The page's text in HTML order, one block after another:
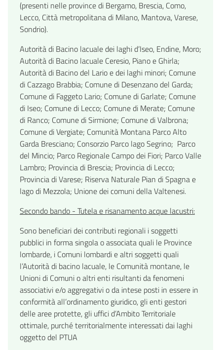
(presenti nelle province di Bergamo, Brescia, Como,
Lecco, Città metropolitana di Milano, Mantova, Varese,
Sondrio).
Autorità di Bacino lacuale dei laghi d’Iseo, Endine, Moro;
Autorità di Bacino lacuale Ceresio, Piano e Ghirla;
Autorità di Bacino del Lario e dei laghi minori; Comune
di Cazzago Brabbia; Comune di Desenzano del Garda;
Comune di Faggeto Lario; Comune di Garlate; Comune
di Iseo; Comune di Lecco; Comune di Merate; Comune
di Ranco; Comune di Sirmione; Comune di Valbrona;
Comune di Vergiate; Comunità Montana Parco Alto
Garda Bresciano; Consorzio Parco lago Segrino; Parco
del Mincio; Parco Regionale Campo dei Fiori; Parco Valle
Lambro; Provincia di Brescia; Provincia di Lecco;
Provincia di Varese; Riserva Naturale Pian di Spagna e
lago di Mezzola; Unione dei comuni della Valtenesi.
Secondo bando - Tutela e risanamento acque lacustri:
Sono beneficiari dei contributi regionali i soggetti
pubblici in forma singola o associata quali le Province
lombarde, i Comuni lombardi e altri soggetti quali
l’Autorità di bacino lacuale, le Comunità montane, le
Unioni di Comuni o altri enti risultanti da fenomeni
associativi e/o aggregativi o da intese posti in essere in
conformità all’ordinamento giuridico, gli enti gestori
delle aree protette, gli uffici d’Ambito Territoriale
ottimale, purché territorialmente interessati dai laghi
oggetto del PTUA